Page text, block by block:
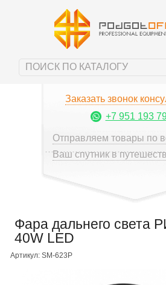
Заказать звонок
+7 951 193
Отправляем товары по
Ваш спутник в
Фара дальнего света
40W LED
Артикул: SM-623P